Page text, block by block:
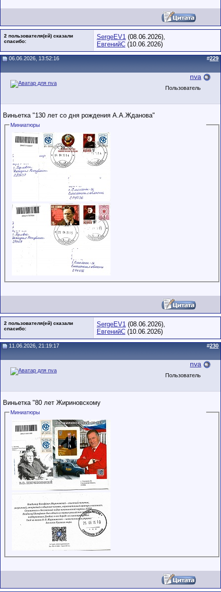
2 пользователя(ей) сказали
cпасибо:
SergeEV1 (08.06.2026),
ЕвгенийС (10.06.2026)
06.06.2026, 13:52:16 #229
nva
Пользователь
Виньетка "130 лет со дня рождения А.А.Жданова"
Миниатюры
2 пользователя(ей) сказали
cпасибо:
SergeEV1 (08.06.2026),
ЕвгенийС (10.06.2026)
11.06.2026, 21:19:17 #230
nva
Пользователь
Виньетка "80 лет Жириновскому
Миниатюры